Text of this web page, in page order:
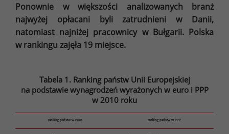
Ponownie w większości analizowanych branż
najwyżej opłacani byli zatrudnieni w Danii,
natomiast najniżej pracownicy w Bułgarii. Polska
w rankingu zajęła 19 miejsce.
Tabela 1. Ranking państw Unii Europejskiej
na podstawie wynagrodzeń wyrażonych w euro i PPP
w 2010 roku
ranking państw w euro ranking państw w PPP